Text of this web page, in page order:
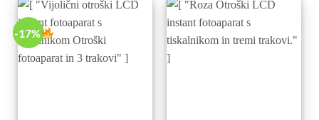
-17%